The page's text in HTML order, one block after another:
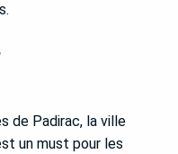
de Padirac, la ville
un must pour les